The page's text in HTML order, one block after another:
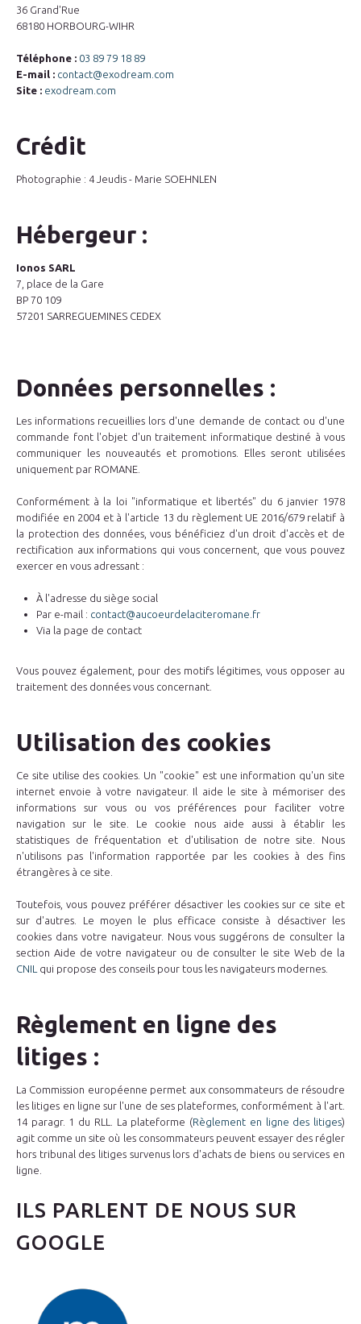
36 Grand'Rue
68180 HORBOURG-WIHR
Téléphone : 03 89 79 18 89
E-mail : contact@exodream.com
Site : exodream.com
Crédit
Photographie : 4 Jeudis - Marie SOEHNLEN
Hébergeur :
Ionos SARL
7, place de la Gare
BP 70 109
57201 SARREGUEMINES CEDEX
Données personnelles :
Les informations recueillies lors d'une demande de contact ou d'une
commande font l'objet d'un traitement informatique destiné à vous
communiquer les nouveautés et promotions. Elles seront utilisées
uniquement par ROMANE.
Conformément à la loi "informatique et libertés" du 6 janvier 1978
modifiée en 2004 et à l'article 13 du règlement UE 2016/679 relatif à
la protection des données, vous bénéficiez d'un droit d'accès et de
rectification aux informations qui vous concernent, que vous pouvez
exercer en vous adressant :
À l'adresse du siège social
Par e-mail : contact@aucoeurdelaciteromane.fr
Via la page de contact
Vous pouvez également, pour des motifs légitimes, vous opposer au
traitement des données vous concernant.
Utilisation des cookies
Ce site utilise des cookies. Un "cookie" est une information qu'un site
internet envoie à votre navigateur. Il aide le site à mémoriser des
informations sur vous ou vos préférences pour faciliter votre
navigation sur le site. Le cookie nous aide aussi à établir les
statistiques de fréquentation et d'utilisation de notre site. Nous
n'utilisons pas l'information rapportée par les cookies à des fins
étrangères à ce site.
Toutefois, vous pouvez préférer désactiver les cookies sur ce site et
sur d'autres. Le moyen le plus efficace consiste à désactiver les
cookies dans votre navigateur. Nous vous suggérons de consulter la
section Aide de votre navigateur ou de consulter le site Web de la
CNIL qui propose des conseils pour tous les navigateurs modernes.
Règlement en ligne des
litiges :
La Commission européenne permet aux consommateurs de résoudre
les litiges en ligne sur l'une de ses plateformes, conformément à l'art.
14 paragr. 1 du RLL. La plateforme (Règlement en ligne des litiges)
agit comme un site où les consommateurs peuvent essayer des régler
hors tribunal des litiges survenus lors d'achats de biens ou services en
ligne.
ILS PARLENT DE NOUS SUR
GOOGLE